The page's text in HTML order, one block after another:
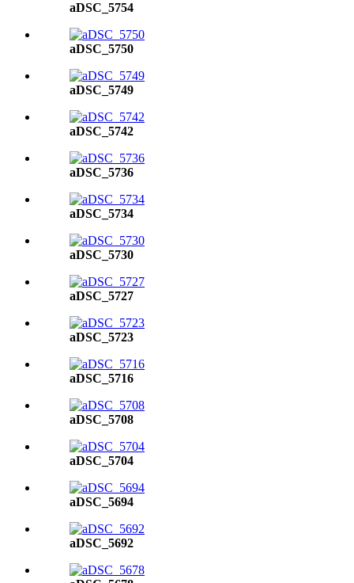
aDSC_5754
aDSC_5750
aDSC_5749
aDSC_5742
aDSC_5736
aDSC_5734
aDSC_5730
aDSC_5727
aDSC_5723
aDSC_5716
aDSC_5708
aDSC_5704
aDSC_5694
aDSC_5692